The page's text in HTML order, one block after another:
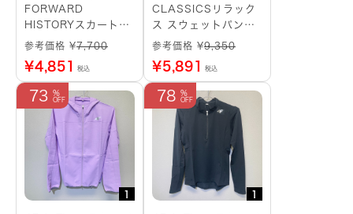
FORWARD
HISTORYスカート
（ブラック）サイズ：
参考価格 ¥7,700
¥4,851 税込
CLASSICSリラック
ス スウェットパンツ
（Dark Jasper）サ
参考価格 ¥9,350
¥5,891 税込
1
73
1
78